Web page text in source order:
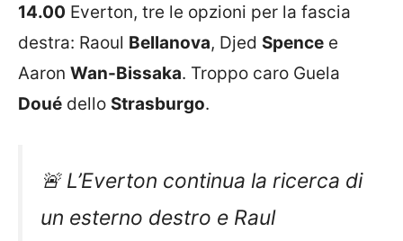
14.00 Everton, tre le opzioni per la fascia
destra: Raoul Bellanova, Djed Spence e
Aaron Wan-Bissaka. Troppo caro Guela
Doué dello Strasburgo.
🚨 L’Everton continua la ricerca di
un esterno destro e Raul